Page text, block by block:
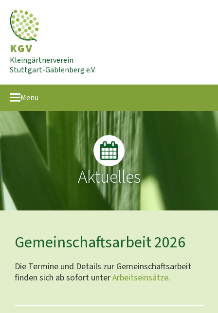
KGV
Kleingärtnerverein
Stuttgart-Gablenberg e.V.
Menü
Aktuelles
Gemeinschaftsarbeit 2026
Die Termine und Details zur Gemeinschaftsarbeit
finden sich ab sofort unterArbeitseinsätze.